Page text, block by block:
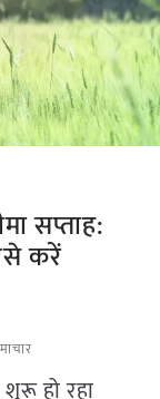
सप्ताह:
करें
हो रहा